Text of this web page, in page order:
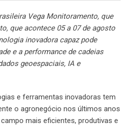
Vega Monitoramento, que
que acontece 05 a 07 de agosto
inovadora capaz pode
e a performance de cadeias
geoespaciais, IA e
e ferramentas inovadoras tem
o agronegócio nos últimos anos
mais eficientes, produtivas e